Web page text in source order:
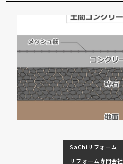
SaChiリフォーム
リフォーム専門会社